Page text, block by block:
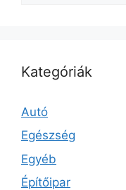
Kategóriák
Autó
Egészség
Egyéb
Építőipar